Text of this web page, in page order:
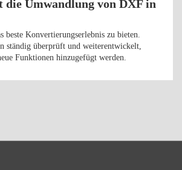
die Umwandlung von DXF in
beste Konvertierungserlebnis zu bieten.
ständig überprüft und weiterentwickelt,
Funktionen hinzugefügt werden.